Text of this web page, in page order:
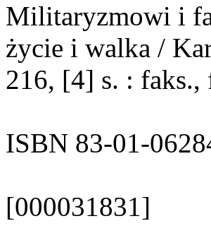
Militaryzmowi i
życie i walka /
216, [4] s. :
ISBN 83-01-
[000031831]